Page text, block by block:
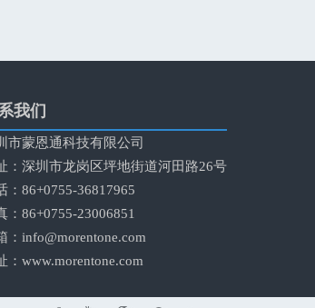
我们
市蒙恩通科技有限公司
：深圳市龙岗区坪地街道河田路26号
：86+0755-36817965
：86+0755-23006851
： info@morentone.com
： www.morentone.com